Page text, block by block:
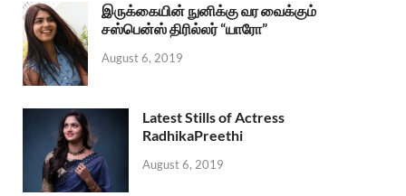
இருக்கையின் நுனிக்கு வர வைக்கும்
சஸ்பென்ஸ் திரில்லர் “யாரோ”
August 6, 2019
Latest Stills of Actress
RadhikaPreethi
August 6, 2019